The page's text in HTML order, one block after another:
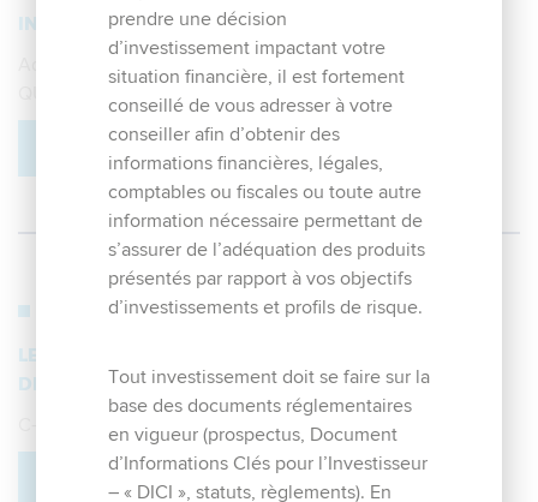
INFORMATION PAR TOUT MOYEN
Advenis Investment Managers se nomme désormais C-
QUADRAT Asset Management France
18. septembre 2018
LE NOUVEAU NOM DE LA SOCIÉTÉ DE GESTION EST
DÉSORMAIS LE SUIVANT
C-QUADRAT Asset Management France
EN SAVOIR PLUS
prendre une décision
d’investissement impactant votre
situation financière, il est fortement
conseillé de vous adresser à votre
conseiller afin d’obtenir des
informations financières, légales,
comptables ou fiscales ou toute autre
information nécessaire permettant de
s’assurer de l’adéquation des produits
présentés par rapport à vos objectifs
d’investissements et profils de risque.
Tout investissement doit se faire sur la
base des documents réglementaires
en vigueur (prospectus, Document
d’Informations Clés pour l’Investisseur
– « DICI », statuts, règlements). En